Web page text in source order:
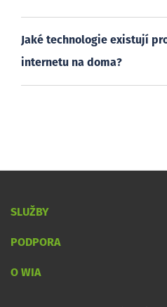
Jaké technologie existují
internetu na doma?
SLUŽBY
PODPORA
O WIA